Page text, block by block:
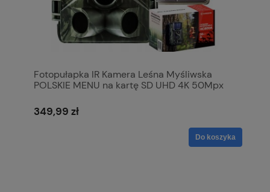
Fotopułapka IR Kamera Leśna Myśliwska
POLSKIE MENU na kartę SD UHD 4K 50Mpx
349,99 zł
Do koszyka